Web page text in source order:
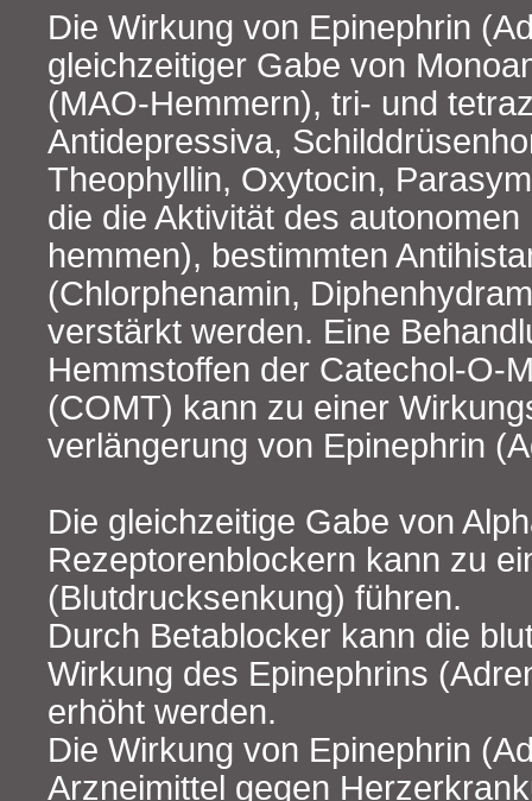
Die Wirkung von Epinephrin
gleichzeitiger Gabe von
(MAO-Hemmern), tri- und
Antidepressiva,
Theophyllin, Oxytocin,
die die Aktivität des
hemmen), bestimmten
(Chlorphenamin,
verstärkt werden. Eine
Hemmstoffen der Catechol-O-
(COMT) kann zu einer
verlängerung von Epinephrin
Die gleichzeitige Gabe von
Rezeptorenblockern kann zu
(Blutdrucksenkung) führen.
Durch Betablocker kann die
Wirkung des Epinephrins
erhöht werden.
Die Wirkung von Epinephrin
Arzneimittel gegen